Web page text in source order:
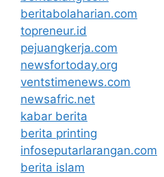
beritabolaharian.com
topreneur.id
pejuangkerja.com
newsfortoday.org
ventstimenews.com
newsafric.net
kabar berita
berita printing
infoseputarlarangan.com
berita islam